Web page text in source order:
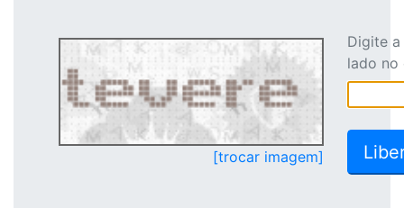
[trocar imagem]
Digite
lado no